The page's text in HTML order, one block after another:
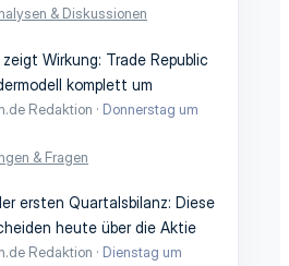
& Diskussionen
Wirkung: Trade Republic
komplett um
Redaktion
Donnerstag um
& Fragen
ersten Quartalsbilanz: Diese
heute über die Aktie
Redaktion
Dienstag um